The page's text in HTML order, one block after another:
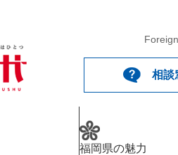
相談
福岡県の魅力